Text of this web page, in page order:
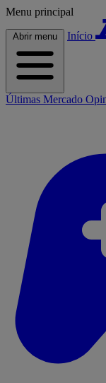
Menu principal
Abrir menu Início
Últimas Mercado